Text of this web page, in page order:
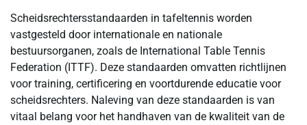
Scheidsrechtersstandaarden in tafeltennis worden
vastgesteld door internationale en nationale
bestuursorganen, zoals de International Table Tennis
Federation (ITTF). Deze standaarden omvatten richtlijnen
voor training, certificering en voortdurende educatie voor
scheidsrechters. Naleving van deze standaarden is van
vitaal belang voor het handhaven van de kwaliteit van de